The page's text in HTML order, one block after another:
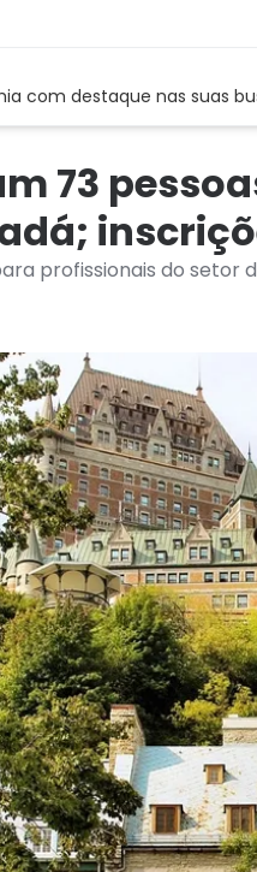
com destaque nas suas
73
profissionais do setor